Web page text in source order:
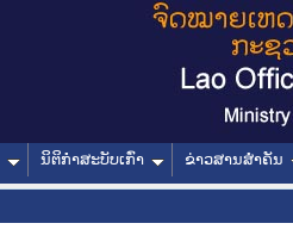
ນິຕິກໍາສະບັບເກົ່າ ຂ່າວສານສໍາຄັນ